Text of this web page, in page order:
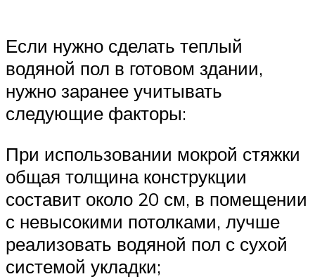
Если нужно сделать теплый
водяной пол в готовом здании,
нужно заранее учитывать
следующие факторы:
При использовании мокрой стяжки
общая толщина конструкции
составит около 20 см, в помещении
с невысокими потолками, лучше
реализовать водяной пол с сухой
системой укладки;